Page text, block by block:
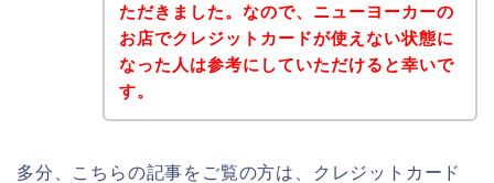
ただきました。なので、ニューヨーカーの
お店でクレジットカードが使えない状態に
なった人は参考にしていただけると幸いで
す。
多分、こちらの記事をご覧の方は、クレジットカード